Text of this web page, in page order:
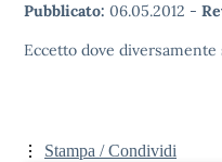
Pubblicato: 06.05.2012 -
Eccetto dove
Stampa / Condividi